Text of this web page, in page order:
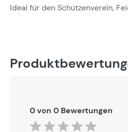
Ideal für den Schützenverein,
0 von 0 Bewertungen